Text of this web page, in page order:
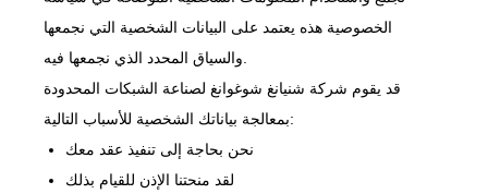
الخصوصية هذه يعتمد على البيانات الشخصية التي نجمعها
قد يقوم شركة شنيانغ شوغوانغ لصناعة الشبكات المحدودة
بمعالجة بياناتك الشخصية للأسباب التالية:
نحن بحاجة إلى تنفيذ عقد معك
لقد منحتنا الإذن للقيام بذلك